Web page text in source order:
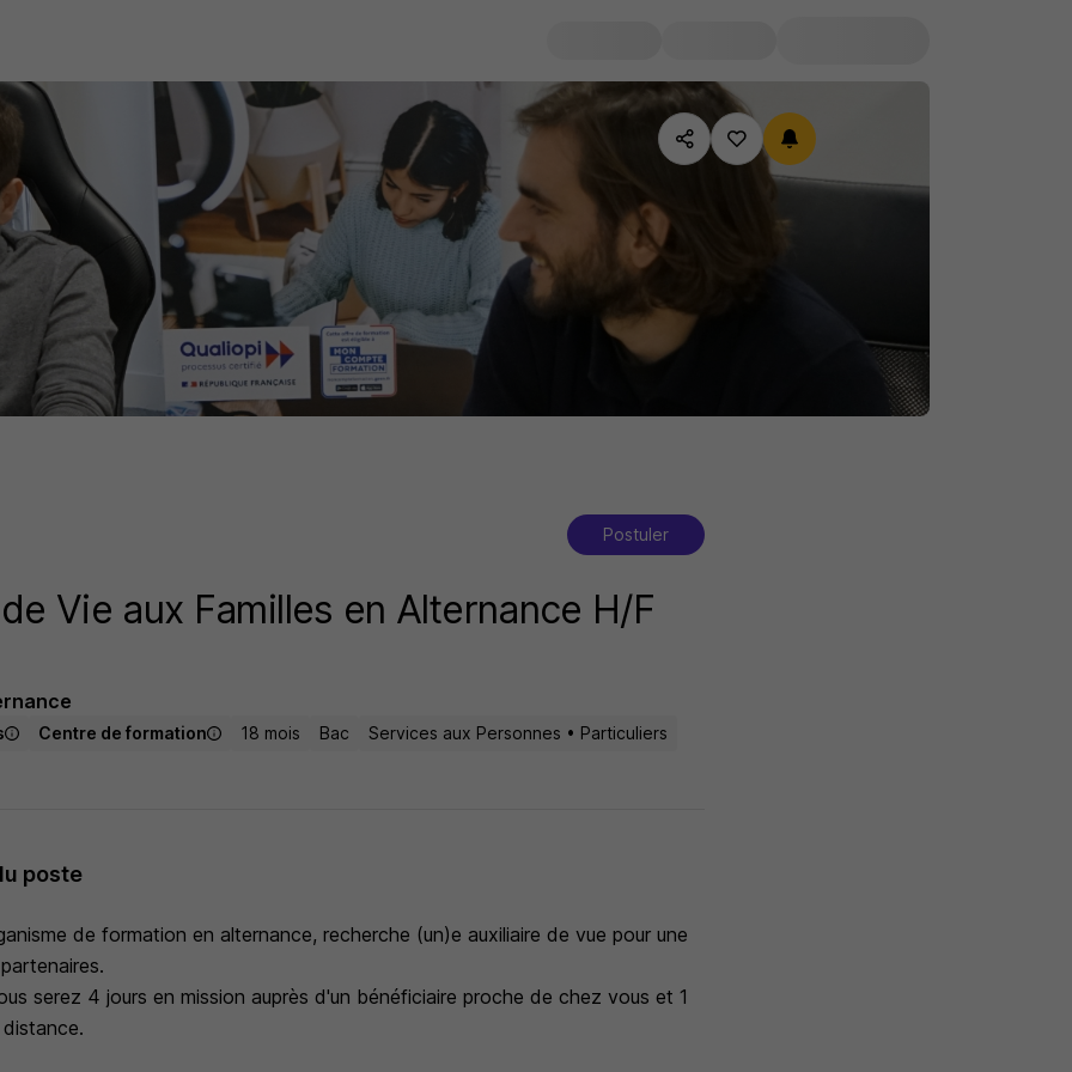
Postuler
Vie aux Familles en Alternance H/F
Centre de formation 18 mois Bac Services aux Personnes • Particuliers
poste
de formation en alternance, recherche (un)e auxiliaire de vue pour une
serez 4 jours en mission auprès d'un bénéficiaire proche de chez vous et 1